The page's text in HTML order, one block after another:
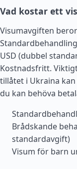
Vad kostar ett
Visumavgiften
USD (dubbel
Kostnadsfritt.
tillåtet i Ukraina
du kan behöva
Brådskande
standardavgift)
Visum för barn